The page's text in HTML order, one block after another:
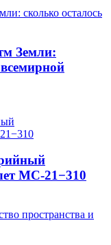
Земли:
МС-21−310